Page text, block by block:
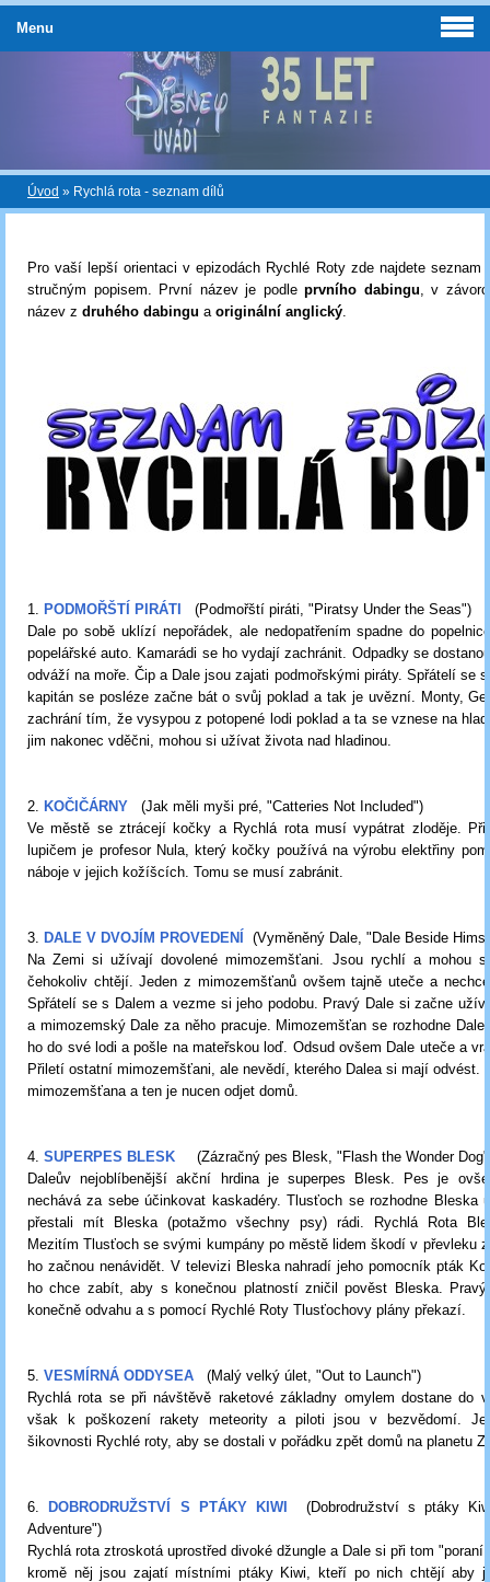
Úvod » Rychlá rota - seznam dílů
Pro vaší lepší orientaci v epizodách Rychlé Roty zde najdete seznam
stručným popisem. První název je podleprvního dabingu, v
název z druhého dabingu a originální anglický.
1. PODMOŘŠTÍ PIRÁTI (Podmořští piráti, "Piratsy Under the Seas")
Dale po sobě uklízí nepořádek, ale nedopatřením spadne do
popelářské auto. Kamarádi se ho vydají zachránit. Odpadky se
odváží na moře. Čip a Dale jsou zajati podmořskými piráty. Spřátelí se
kapitán se posléze začne bát o svůj poklad a tak je uvězní. Monty,
zachrání tím, že vysypou z potopené lodi poklad a ta se vznese na
jim nakonec vděčni, mohou si užívat života nad hladinou.
2. KOČIČÁRNY (Jak měli myši pré, "Catteries Not Included")
Ve městě se ztrácejí kočky a Rychlá rota musí vypátrat zloděje.
lupičem je profesor Nula, který kočky používá na výrobu elektřiny
náboje v jejich kožíšcích. Tomu se musí zabránit.
3. DALE V DVOJÍM PROVEDENÍ (Vyměněný Dale, "Dale Beside
Na Zemi si užívají dovolené mimozemšťani. Jsou rychlí a mohou
čehokoliv chtějí. Jeden z mimozemšťanů ovšem tajně uteče a
Spřátelí se s Dalem a vezme si jeho podobu. Pravý Dale si začne
a mimozemský Dale za něho pracuje. Mimozemšťan se rozhodne
ho do své lodi a pošle na mateřskou loď. Odsud ovšem Dale uteče a
Přiletí ostatní mimozemšťani, ale nevědí, kterého Dalea si mají odvést.
mimozemšťana a ten je nucen odjet domů.
4. SUPERPES BLESK (Zázračný pes Blesk, "Flash the Wonder
Daleův nejoblíbenější akční hrdina je superpes Blesk. Pes je
nechává za sebe účinkovat kaskadéry. Tlusťoch se rozhodne Bleska
přestali mít Bleska (potažmo všechny psy) rádi. Rychlá Rota
Mezitím Tlusťoch se svými kumpány po městě lidem škodí v převleku
ho začnou nenávidět. V televizi Bleska nahradí jeho pomocník pták
ho chce zabít, aby s konečnou platností zničil pověst Bleska.
konečně odvahu a s pomocí Rychlé Roty Tlusťochovy plány překazí.
5. VESMÍRNÁ ODDYSEA (Malý velký úlet, "Out to Launch")
Rychlá rota se při návštěvě raketové základny omylem dostane do
však k poškození rakety meteority a piloti jsou v bezvědomí. Je
šikovnosti Rychlé roty, aby se dostali v pořádku zpět domů na planetu
6. DOBRODRUŽSTVÍ S PTÁKY KIWI (Dobrodružství s ptáky
Adventure")
Rychlá rota ztroskotá uprostřed divoké džungle a Dale si při tom "poraní
kromě něj jsou zajatí místními ptáky Kiwi, kteří po nich chtějí aby
Menu